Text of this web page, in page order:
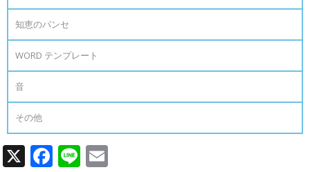
知恵のパンセ
WORD テンプレート
音
その他
X Facebook
Line